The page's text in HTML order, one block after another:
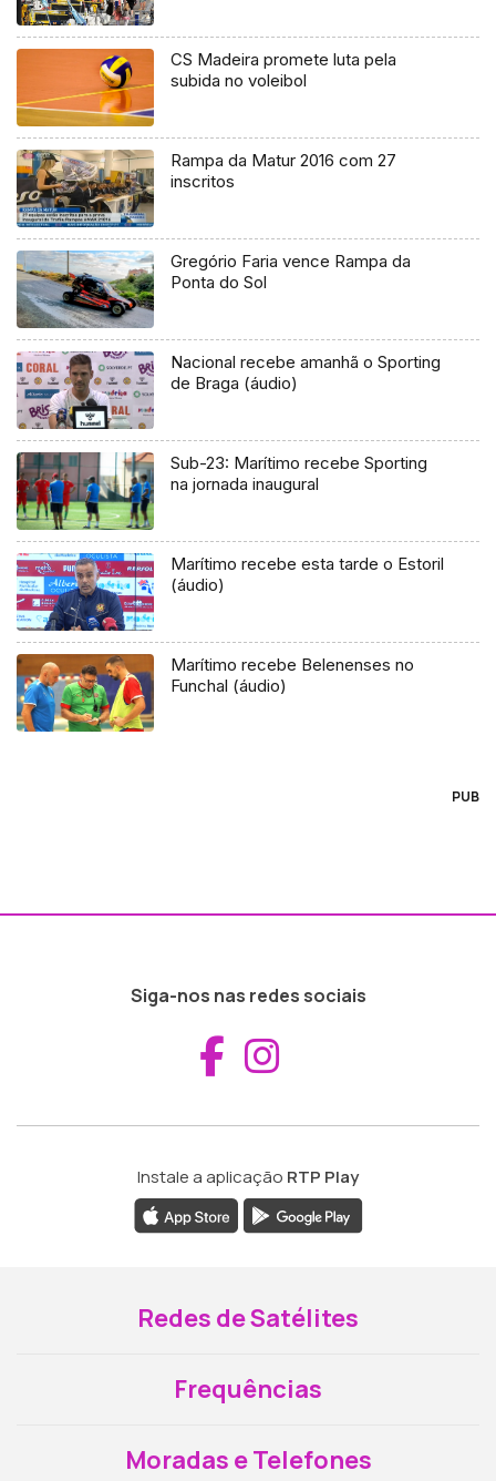
CS Madeira promete luta pela
subida no voleibol
Rampa da Matur 2016 com 27
inscritos
Gregório Faria vence Rampa da
Ponta do Sol
Nacional recebe amanhã o Sporting
de Braga (áudio)
Sub-23: Marítimo recebe Sporting
na jornada inaugural
Marítimo recebe esta tarde o Estoril
(áudio)
Marítimo recebe Belenenses no
Funchal (áudio)
PUB
Siga-nos nas redes sociais
Aceder ao
Instale a aplicação RTP Play
Redes de Satélites
Frequências
Moradas e Telefones